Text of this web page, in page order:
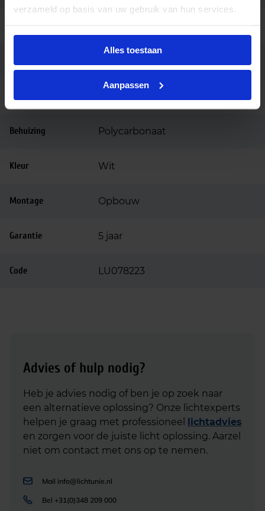
verzameld op basis van uw gebruik van hun services.
Alles toestaan
Aanpassen
Hoogte (mm)
Diameter (mm)
Behuizing Polycarbonaat
Kleur Wit
Montage Opbouw
Garantie 5 jaar
Code LU078223
Advies of hulp nodig?
Heb je advies nodig of ben je op zoek naar
een alternatieve oplossing? Onze lichtexperts
helpen je graag met professioneel lichtadvies
en zorgen voor de juiste licht oplossing. Aarzel
niet om contact met ons op te nemen.
Mail info@lichtunie.nl
Bel +31(0)348 209 000